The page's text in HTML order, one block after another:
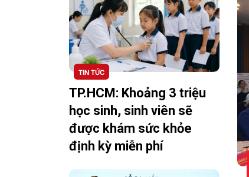
TIN TỨC
TP.HCM: Khoảng 3 triệu
học sinh, sinh viên sẽ
được khám sức khỏe
định kỳ miễn phí